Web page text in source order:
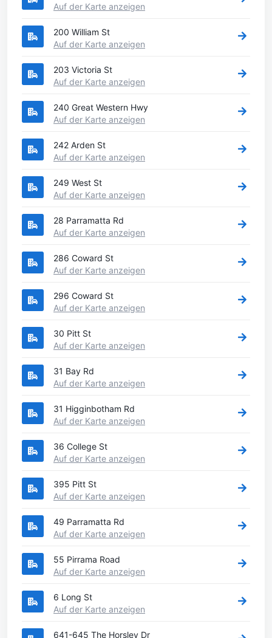
Auf der Karte anzeigen
200 William St
Auf der Karte anzeigen
203 Victoria St
Auf der Karte anzeigen
240 Great Western Hwy
Auf der Karte anzeigen
242 Arden St
Auf der Karte anzeigen
249 West St
Auf der Karte anzeigen
28 Parramatta Rd
Auf der Karte anzeigen
286 Coward St
Auf der Karte anzeigen
296 Coward St
Auf der Karte anzeigen
30 Pitt St
Auf der Karte anzeigen
31 Bay Rd
Auf der Karte anzeigen
31 Higginbotham Rd
Auf der Karte anzeigen
36 College St
Auf der Karte anzeigen
395 Pitt St
Auf der Karte anzeigen
49 Parramatta Rd
Auf der Karte anzeigen
55 Pirrama Road
Auf der Karte anzeigen
6 Long St
Auf der Karte anzeigen
641-645 The Horsley Dr